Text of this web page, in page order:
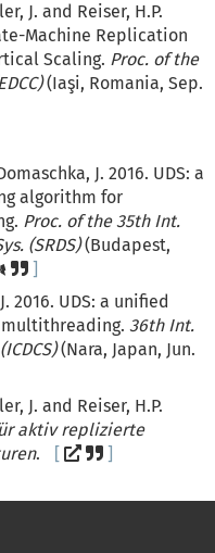
J. and Reiser, H.P.
Machine Replication
Scaling. Proc. of the
(Iaşi, Romania, Sep.
J. 2016. UDS: a
algorithm for
Proc. of the 35th Int.
(SRDS)(Budapest,
2016. UDS: a unified
36th Int.
(Nara, Japan, Jun.
J. and Reiser, H.P.
aktiv replizierte
.